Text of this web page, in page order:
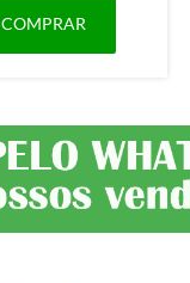
COMPRAR